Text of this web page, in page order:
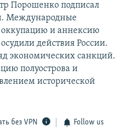
Порошенко подписал
Международные
и аннексию
действия России.
экономических санкций.
полуострова и
исторической
без VPN Follow us